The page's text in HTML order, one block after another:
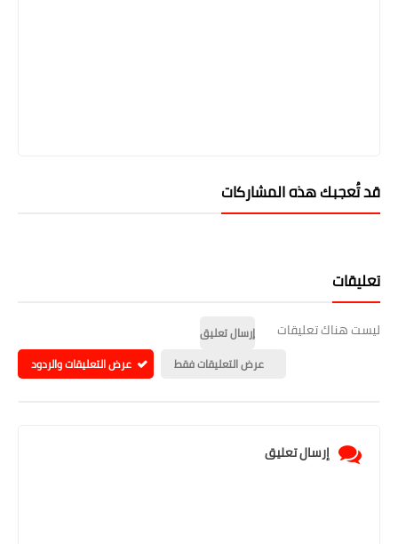
قد تُعجبك هذه المشاركات
تعليقات
ليست هناك تعليقات
إرسال تعليق
عرض التعليقات فقط
عرض التعليقات والردود
إرسال تعليق